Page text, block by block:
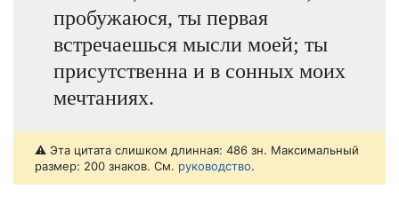
пробужаюся, ты первая
встречаешься мысли моей; ты
присутственна и в сонных моих
мечтаниях.
⚠️ Эта цитата слишком длинная: 486 зн. Максимальный
размер: 200 знаков. См. руководство.